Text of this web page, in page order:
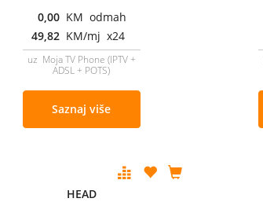
0,00 KM odmah
49,82 KM/mj x24
uz Moja TV Phone (IPTV +
ADSL + POTS)
Saznaj više
HEAD